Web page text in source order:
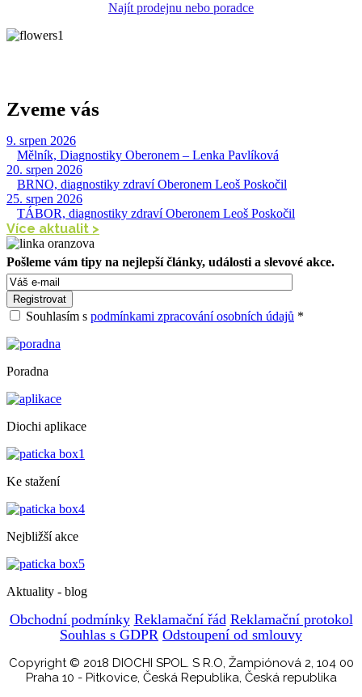
Najít prodejnu nebo poradce
Zveme vás
9. srpen 2026
Mělník, Diagnostiky Oberonem – Lenka Pavlíková
20. srpen 2026
BRNO, diagnostiky zdraví Oberonem Leoš Poskočil
25. srpen 2026
TÁBOR, diagnostiky zdraví Oberonem Leoš Poskočil
Více aktualit >
Pošleme vám tipy na nejlepší články, události a slevové akce.
Souhlasím s podmínkami zpracování osobních údajů *
Poradna
Diochi aplikace
Ke stažení
Nejbližší akce
Aktuality - blog
Obchodní podmínky Reklamační řád Reklamační protokol
Souhlas s GDPR Odstoupení od smlouvy
Copyright © 2018 DIOCHI SPOL. S R.O, Žampiónová 2, 104 00
Praha 10 - Pitkovice, Česká Republika, Česká republika